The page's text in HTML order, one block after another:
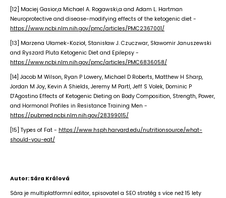
[12] Maciej Gasior,a Michael A. Rogawski,a and Adam L. Hartman
Neuroprotective and disease-modifying effects of the ketogenic diet -
https://www.ncbi.nlm.nih.gov/pmc/articles/PMC2367001/
[13] Marzena Ułamek-Kozioł, Stanisław J. Czuczwar, Sławomir Januszewski
and Ryszard Pluta Ketogenic Diet and Epilepsy -
https://www.ncbi.nlm.nih.gov/pmc/articles/PMC6836058/
[14] Jacob M Wilson, Ryan P Lowery, Michael D Roberts, Matthew H Sharp,
Jordan M Joy, Kevin A Shields, Jeremy M Partl, Jeff S Volek, Dominic P
D'Agostino Effects of Ketogenic Dieting on Body Composition, Strength, Power,
and Hormonal Profiles in Resistance Training Men -
https://pubmed.ncbi.nlm.nih.gov/28399015/
[15] Types of Fat - https://www.hsph.harvard.edu/nutritionsource/what-
should-you-eat/
Autor: Sára Králová
Sára je multiplatformní editor, spisovatel a SEO stratég s více než 15 lety